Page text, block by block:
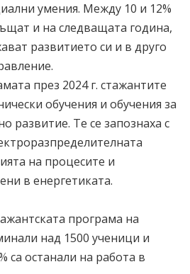
умения. Между 10 и 12%
и на следващата година,
развитието си и в друго
през 2024 г. стажантите
обучения и обучения за
развитие. Те се запознаха с
на процесите и
в енергетиката.
програма на
над 1500 ученици и
са останали на работа в